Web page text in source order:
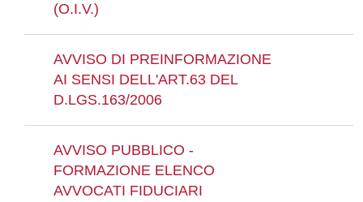
(O.I.V.)
AVVISO DI PREINFORMAZIONE
AI SENSI DELL'ART.63 DEL
D.LGS.163/2006
AVVISO PUBBLICO -
FORMAZIONE ELENCO
AVVOCATI FIDUCIARI